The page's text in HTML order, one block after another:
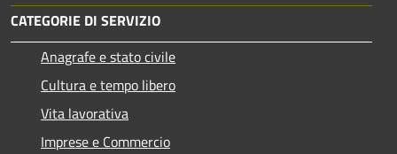
CATEGORIE DI SERVIZIO
Anagrafe e stato civile
Cultura e tempo libero
Vita lavorativa
Imprese e Commercio